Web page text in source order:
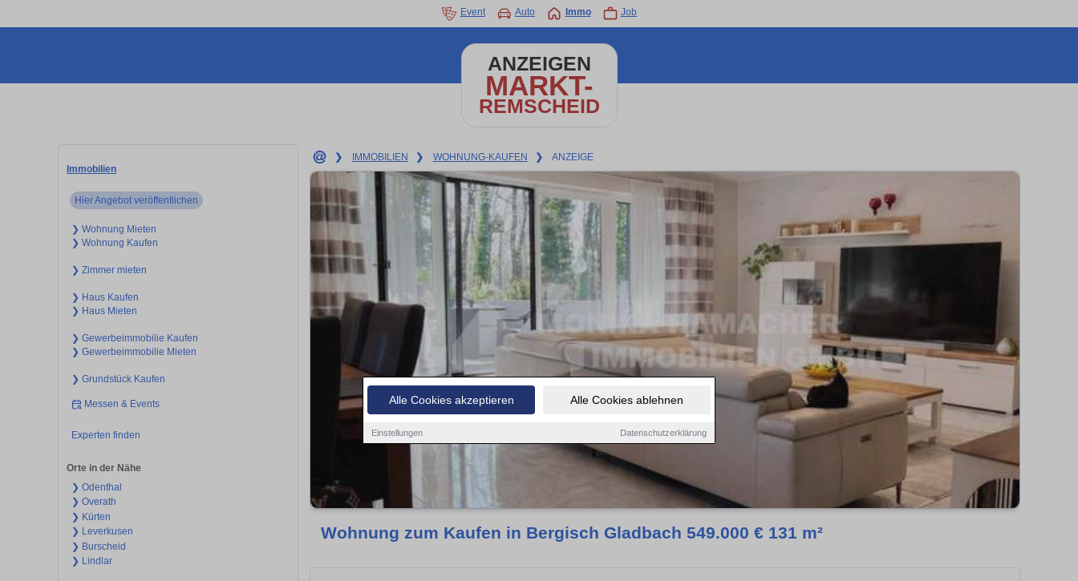
Alle Cookies akzeptieren Alle Cookies ablehnen
Einstellungen Datenschutzerklärung
Event Auto Immo Job
ANZEIGEN
MARKT-
REMSCHEID
Immobilien
Hier Angebot veröffentlichen
❯ Wohnung Mieten
❯ Wohnung Kaufen
❯ Zimmer mieten
❯ Haus Kaufen
❯ Haus Mieten
❯ Gewerbeimmobilie Kaufen
❯ Gewerbeimmobilie Mieten
❯ Grundstück Kaufen
Messen & Events
Experten finden
Orte in der Nähe
❯ Odenthal
❯ Overath
❯ Kürten
❯ Leverkusen
❯ Burscheid
❯ Lindlar
❯ IMMOBILIEN ❯ WOHNUNG-KAUFEN ❯ ANZEIGE
Wohnung zum Kaufen in Bergisch Gladbach 549.000 € 131 m²